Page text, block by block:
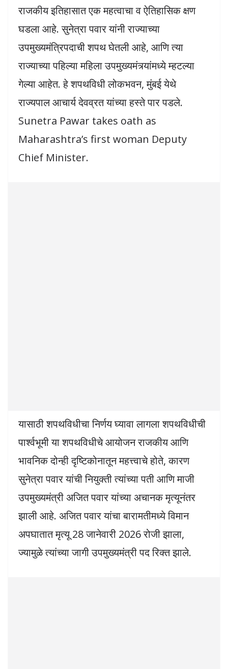
राजकीय इतिहासात एक महत्वाचा व ऐतिहासिक क्षण
घडला आहे. सुनेत्रा पवार यांनी राज्याच्या
उपमुख्यमंत्रिपदाची शपथ घेतली आहे, आणि त्या
राज्याच्या पहिल्या महिला उपमुख्यमंत्र्यांमध्ये म्हटल्या
गेल्या आहेत. हे शपथविधी लोकभवन, मुंबई येथे
राज्यपाल आचार्य देवव्रत यांच्या हस्ते पार पडले.
Sunetra Pawar takes oath as
Maharashtra’s first woman Deputy
Chief Minister.
यासाठी शपथविधीचा निर्णय घ्यावा लागला शपथविधीची
पार्श्वभूमी या शपथविधीचे आयोजन राजकीय आणि
भावनिक दोन्ही दृष्टिकोनातून महत्त्वाचे होते, कारण
सुनेत्रा पवार यांची नियुक्ती त्यांच्या पती आणि माजी
उपमुख्यमंत्री अजित पवार यांच्या अचानक मृत्यूनंतर
झाली आहे. अजित पवार यांचा बारामतीमध्ये विमान
अपघातात मृत्यू 28 जानेवारी 2026 रोजी झाला,
ज्यामुळे त्यांच्या जागी उपमुख्यमंत्री पद रिक्त झाले.